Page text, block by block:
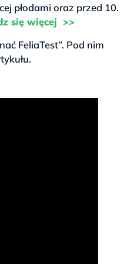
płodami oraz przed 10.
się więcej >>
FeliaTest”. Pod nim